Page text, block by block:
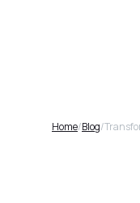
Home/Blog/